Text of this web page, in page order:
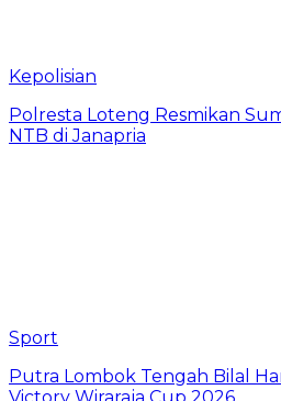
Kepolisian
Polresta Loteng Resmikan
NTB di Janapria
Sport
Putra Lombok Tengah Bilal
Victory Wiraraja Cup 2026